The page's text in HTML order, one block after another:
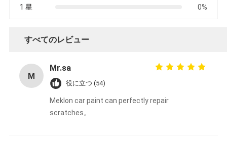
1 星
0%
すべてのレビュー
M
Mr.sa
役に立つ (54)
Meklon car paint can perfectly repair
scratches。